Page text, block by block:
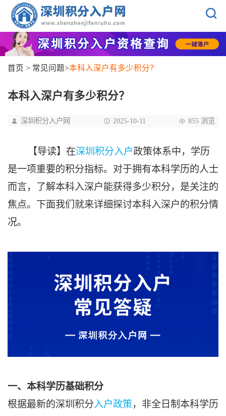
首页 > 常见问题>本科入深户有多少积分？
本科入深户有多少积分？
深圳积分入户网 2025-10-11 855 浏览
【导读】在深圳积分入户政策体系中，学历
是一项重要的积分指标。对于拥有本科学历的人士
而言，了解本科入深户能获得多少积分，是关注的
焦点。下面我们就来详细探讨本科入深户的积分情
况。
一、本科学历基础积分
根据最新的深圳积分入户政策，非全日制本科学历